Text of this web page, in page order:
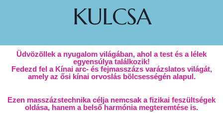
KULCSA
Üdvözöllek a nyugalom világában, ahol a test és a lélek
egyensúlya találkozik!
Fedezd fel a Kínai arc- és fejmasszázs varázslatos világát,
amely az ősi kínai orvoslás bölcsességén alapul.
Ezen masszázstechnika célja nemcsak a fizikai feszültségek
oldása, hanem a belső harmónia megteremtése is.